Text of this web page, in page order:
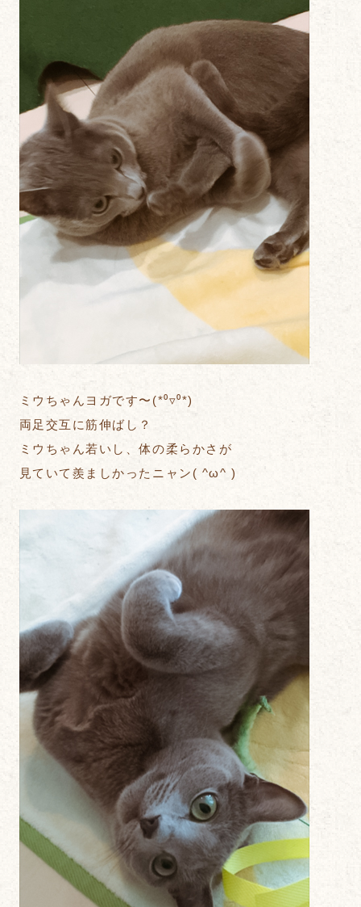
ミウちゃんヨガです〜(*⁰▿⁰*)
両足交互に筋伸ばし？
ミウちゃん若いし、体の柔らかさが
見ていて羨ましかったニャン( ^ω^ )